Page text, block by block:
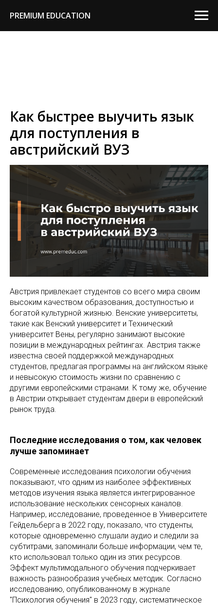
PREMIUM EDUCATION
Как быстрее выучить язык
для поступления в
австрийский ВУЗ
Австрия привлекает студентов со всего мира своим
высоким качеством образования, доступностью и
богатой культурной жизнью. Венские университеты,
такие как Венский университет и Технический
университет Вены, регулярно занимают высокие
позиции в международных рейтингах. Австрия также
известна своей поддержкой международных
студентов, предлагая программы на английском языке
и невысокую стоимость жизни по сравнению с
другими европейскими странами. К тому же, обучение
в Австрии открывает студентам двери в европейский
рынок труда.
Последние исследования о том, как человек
лучше запоминает
Современные исследования психологии обучения
показывают, что одним из наиболее эффективных
методов изучения языка является интегрированное
использование нескольких сенсорных каналов.
Например, исследование, проведенное в Университете
Гейдельберга в 2022 году, показало, что студенты,
которые одновременно слушали аудио и следили за
субтитрами, запоминали больше информации, чем те,
кто использовал только один из этих ресурсов.
Эффект мультимодального обучения подчеркивает
важность разнообразия учебных методик. Согласно
исследованию, опубликованному в журнале
"Психология обучения" в 2023 году, систематическое